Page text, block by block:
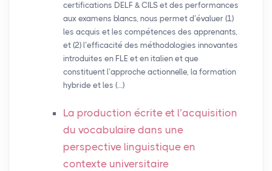
certifications DELF & CILS et des performances
aux examens blancs, nous permet d’évaluer (1)
les acquis et les compétences des apprenants,
et (2) l’efficacité des méthodologies innovantes
introduites en FLE et en italien et que
constituent l’approche actionnelle, la formation
hybride et les (…)
La production écrite et l’acquisition
du vocabulaire dans une
perspective linguistique en
contexte universitaire